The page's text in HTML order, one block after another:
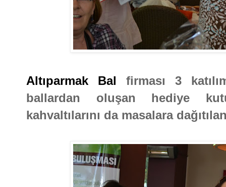
Altıparmak Bal firması 3
ballardan oluşan hediye
kahvaltılarını da masalara